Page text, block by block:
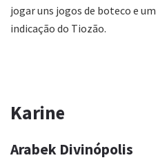
jogar uns jogos de boteco e
indicação do Tiozão.
Karine
Arabek Divinópolis